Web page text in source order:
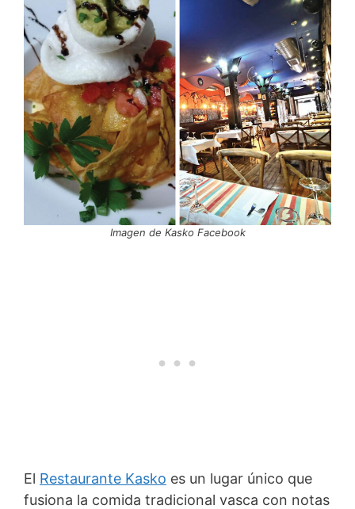
Imagen de Kasko Facebook
El Restaurante Kasko es un lugar único que
fusiona la comida tradicional vasca con notas